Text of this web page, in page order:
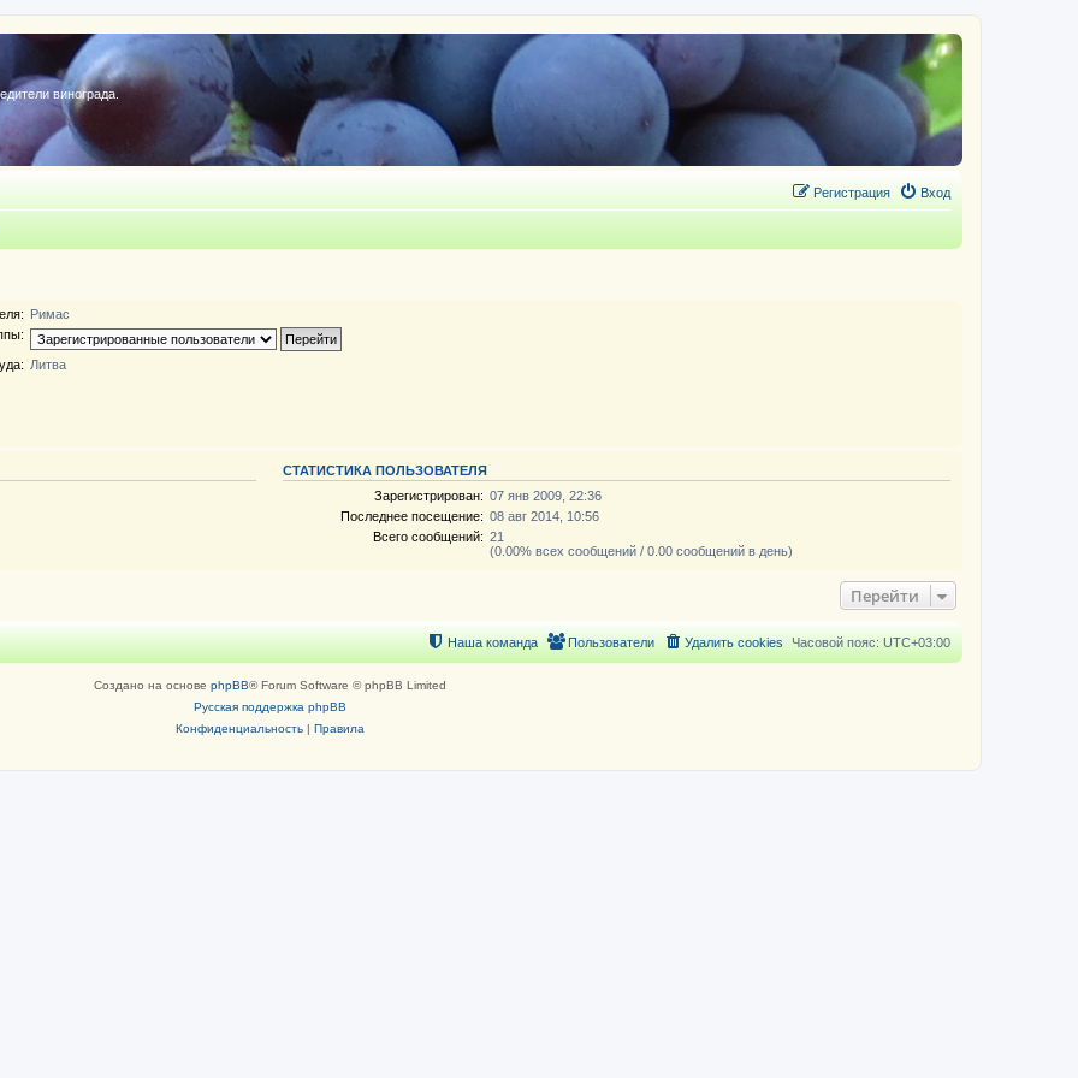
винограда.
Вход
Регистрация
Римас
Литва
СТАТИСТИКА ПОЛЬЗОВАТЕЛЯ
Зарегистрирован: 07 янв 2009, 22:36
Последнее посещение: 08 авг 2014, 10:56
Всего сообщений: 21
(0.00% всех сообщений / 0.00 сообщений в день)
Перейти
Часовой пояс: UTC+03:00
Удалить cookies
Пользователи
Наша команда
Создано на основе phpBB® Forum Software © phpBB Limited
Русская поддержка phpBB
Конфиденциальность| Правила